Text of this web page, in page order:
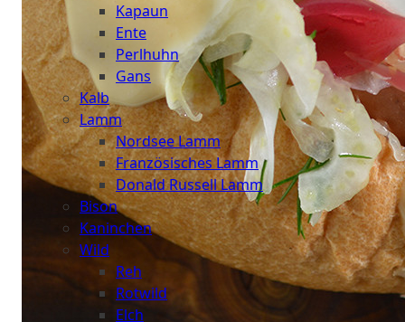
Kapaun
Ente
Perlhuhn
Gans
Kalb
Lamm
Nordsee Lamm
Französisches Lamm
Donald Russell Lamm
Bison
Kaninchen
Wild
Reh
Rotwild
Elch